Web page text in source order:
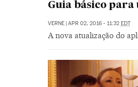
Guia básico
VERNE APR 02, 2016 - 11:32 EDT
A nova atualização do